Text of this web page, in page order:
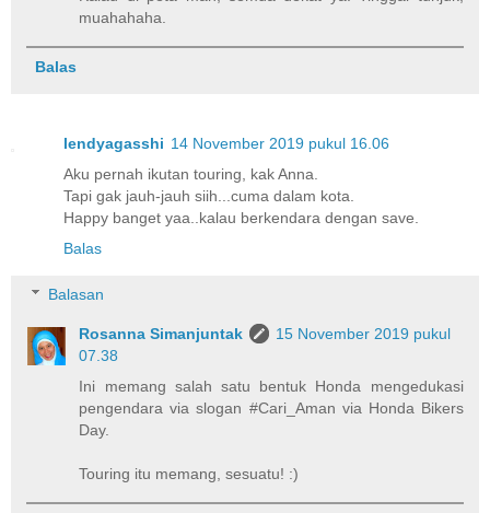
muahahaha.
Balas
lendyagasshi 14 November 2019 pukul 16.06
Aku pernah ikutan touring, kak Anna.
Tapi gak jauh-jauh siih...cuma dalam kota.
Happy banget yaa..kalau berkendara dengan save.
Balas
Balasan
Rosanna Simanjuntak
15 November 2019 pukul
07.38
Ini memang salah satu bentuk Honda mengedukasi
pengendara via slogan #Cari_Aman via Honda Bikers
Day.
Touring itu memang, sesuatu! :)